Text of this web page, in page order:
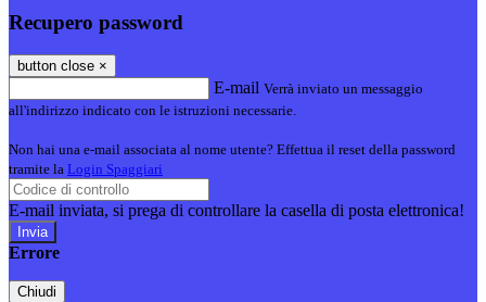
Recupero password
button close ×
E-mail Verrà inviato un messaggio
all'indirizzo indicato con le istruzioni necessarie.
Non hai una e-mail associata al nome utente? Effettua il reset della password
tramite la Login Spaggiari
E-mail inviata, si prega di controllare la casella di posta elettronica!
Errore
Chiudi